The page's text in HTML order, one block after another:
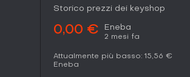
Storico prezzi dei keyshop
0,00 € Eneba
2 mesi fa
Attualmente più basso: 15,56 €
Eneba